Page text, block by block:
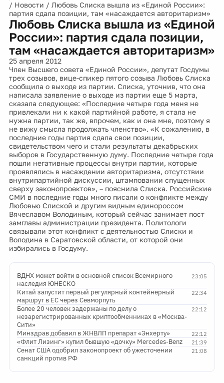
/ Новости / Любовь Слиска вышла из «Единой России»:
партия сдала позиции, там «насаждается авторитаризм»
Любовь Слиска вышла из «Единой
России»: партия сдала позиции,
там «насаждается авторитаризм»
25 апреля 2012
Член Высшего совета «Единой России», депутат Госдумы
трех созывов, вице-спикер пятого созыва Любовь Слиска
сообщила о выходе из партии. Слиска, уточнив, что она
написала заявление о выходе из партии еще 5 марта,
сказала следующее: «Последние четыре года меня не
привлекали ни к какой партийной работе, я стала не
нужна партии, так же, впрочем, как и она мне, поэтому я
не вижу смысла продолжать членство». «К сожалению, в
последние годы партия сдала свои позиции,
свидетельством чего и стали результаты декабрьских
выборов в Государственную думу. Последние четыре года
пошли негативные процессы внутри партии, которые
проявлялись в насаждении авторитаризма, отсутствии
внутрипартийной дискуссии, штамповании спущенных
сверху законопроектов», – пояснила Слиска. Российские
СМИ в последние годы много писали о конфликте между
Любовью Слиской и другим видным единороссом
Вячеславом Володиным, который сейчас занимает пост
замглавы администрации президента. Политологи
связывали этот конфликт с деятельностью Слиски и
Володина в Саратовской области, от которой они
избирались в Госдуму.
23:05
ВДНХ может войти в основной список Всемирного
наследия ЮНЕСКО
22:34
Китай запустит первый регулярный контейнерный
маршрут в ЕС через Севморпуть
22:12
Более 20 человек задержаны по делу о
незарегистрированных криптообменниках в «Москва-
Сити»
22:12
Минздрав добавил в ЖНВЛП препарат «Энхерту»
21:39
«Флит Лизинг» купил бывшую «дочку» Mercedes-Benz
21:08
Сенат США одобрил законопроект об ужесточении
санкций против РФ